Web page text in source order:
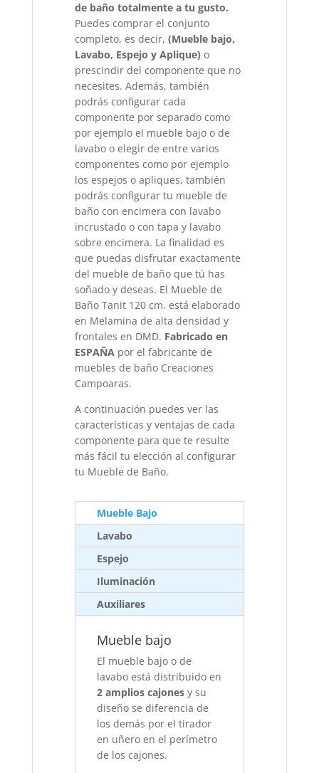
de baño totalmente a tu gusto.
Puedes comprar el conjunto
completo, es decir,(Mueble bajo,
Lavabo, Espejo y Aplique) o
prescindir del componente que no
necesites. Además, también
podrás configurar cada
componente por separado como
por ejemplo el mueble bajo o de
lavabo o elegir de entre varios
componentes como por ejemplo
los espejos o apliques, también
podrás configurar tu mueble de
baño con encimera con lavabo
incrustado o con tapa y lavabo
sobre encimera. La finalidad es
que puedas disfrutar exactamente
del mueble de baño que tú has
soñado y deseas. El Mueble de
Baño Tanit 120 cm. está elaborado
en Melamina de alta densidad y
frontales en DMD. Fabricado en
ESPAÑA por el fabricante de
muebles de baño Creaciones
Campoaras.
A continuación puedes ver las
características y ventajas de cada
componente para que te resulte
más fácil tu elección al configurar
tu Mueble de Baño.
Mueble Bajo
Lavabo
Espejo
Iluminación
Auxiliares
Mueble bajo
El mueble bajo o de
lavabo está distribuido en
2 amplios cajones y su
diseño se diferencia de
los demás por el tirador
en uñero en el perímetro
de los cajones.